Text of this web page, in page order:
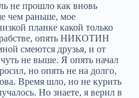
не прошло как вновь
чем раньше, мое
планке какой только
рабстве, опять НИКОТИН
смеются друзья, и от
не выше. Я опять начал
но опять не на долго,
Время шло, но не курить
Но знаете, я верил в